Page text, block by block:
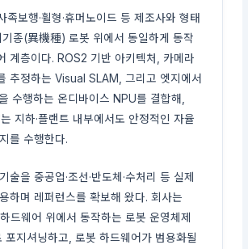
보행·휠형·휴머노이드 등 제조사와 형태
종(異機種) 로봇 위에서 동일하게 동작
계층이다. ROS2 기반 아키텍처, 카메라
추정하는 Visual SLAM, 그리고 엣지에서
수행하는 온디바이스 NPU를 결합해,
지하·플랜트 내부에서도 안정적인 자율
를 수행한다.
술을 중공업·조선·반도체·수처리 등 실제
하며 레퍼런스를 확보해 왔다. 회사는
드웨어 위에서 동작하는 로봇 운영체제
포지셔닝하고, 로봇 하드웨어가 범용화될